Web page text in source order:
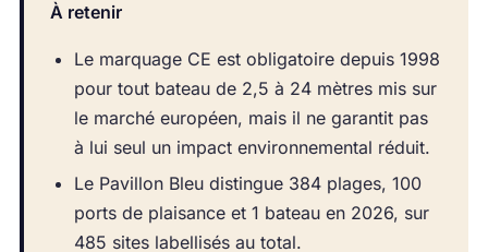
À retenir
Le marquage CE est obligatoire depuis 1998
pour tout bateau de 2,5 à 24 mètres mis sur
le marché européen, mais il ne garantit pas
à lui seul un impact environnemental réduit.
Le Pavillon Bleu distingue 384 plages, 100
ports de plaisance et 1 bateau en 2026, sur
485 sites labellisés au total.